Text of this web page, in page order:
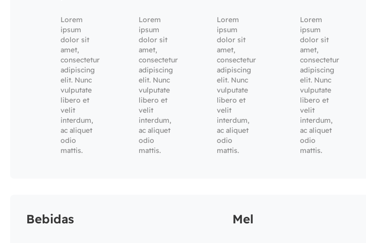
Lorem
ipsum
dolor sit
amet,
consectetur
adipiscing
elit. Nunc
vulputate
libero et
velit
interdum,
ac aliquet
odio
mattis.
Lorem
ipsum
dolor sit
amet,
consectetur
adipiscing
elit. Nunc
vulputate
libero et
velit
interdum,
ac aliquet
odio
mattis.
Lorem
ipsum
dolor sit
amet,
consectetur
adipiscing
elit. Nunc
vulputate
libero et
velit
interdum,
ac aliquet
odio
mattis.
Lorem
ipsum
dolor sit
amet,
consectetur
adipiscing
elit. Nunc
vulputate
libero et
velit
interdum,
ac aliquet
odio
mattis.
Bebidas Mel